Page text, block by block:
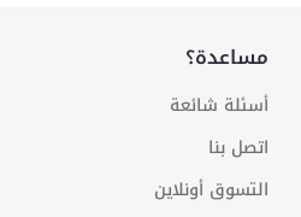
مساعدة؟
أسئلة شائعة
اتصل بنا
التسوق أونلاين